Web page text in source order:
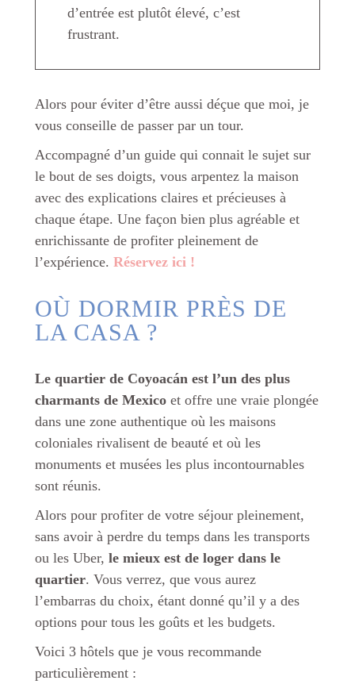
d’entrée est plutôt élevé, c’est
frustrant.
Alors pour éviter d’être aussi déçue que moi, je
vous conseille de passer par un tour.
Accompagné d’un guide qui connait le sujet sur
le bout de ses doigts, vous arpentez la maison
avec des explications claires et précieuses à
chaque étape. Une façon bien plus agréable et
enrichissante de profiter pleinement de
l’expérience. Réservez ici !
OÙ DORMIR PRÈS DE
LA CASA ?
Le quartier de Coyoacán est l’un des plus
charmants de Mexico et offre une vraie plongée
dans une zone authentique où les maisons
coloniales rivalisent de beauté et où les
monuments et musées les plus incontournables
sont réunis.
Alors pour profiter de votre séjour pleinement,
sans avoir à perdre du temps dans les transports
ou les Uber, le mieux est de loger dans le
quartier. Vous verrez, que vous aurez
l’embarras du choix, étant donné qu’il y a des
options pour tous les goûts et les budgets.
Voici 3 hôtels que je vous recommande
particulièrement :